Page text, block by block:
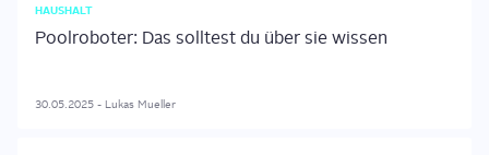
HAUSHALT
Poolroboter: Das solltest du über sie wissen
30.05.2025 - Lukas Mueller